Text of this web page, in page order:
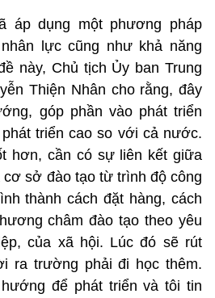
áp dụng một phương pháp
lực cũng như khả năng
này, Chủ tịch Ủy ban Trung
Thiện Nhân cho rằng, đây
góp phần vào phát triển
triển cao so với cả nước.
hơn, cần có sự liên kết giữa
cơ sở đào tạo từ trình độ công
thành cách đặt hàng, cách
châm đào tạo theo yêu
của xã hội. Lúc đó sẽ rút
ra trường phải đi học thêm.
để phát triển và tôi tin